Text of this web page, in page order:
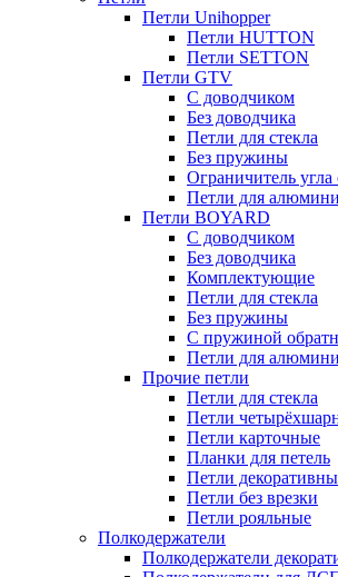
Петли Unihopper
Петли HUTTON
Петли SETTON
Петли GTV
С доводчиком
Без доводчика
Петли для стекла
Без пружины
Ограничитель
Петли для
Петли BOYARD
С доводчиком
Без доводчика
Комплектующие
Петли для стекла
Без пружины
С пружиной
Петли для
Прочие петли
Петли для стекла
Петли
Петли карточные
Планки для петель
Петли
Петли без врезки
Петли рояльные
Полкодержатели
Полкодержатели